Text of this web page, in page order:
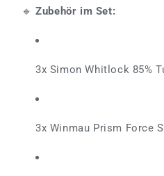
🔹Zubehör im Set:
3x Simon Whitlock 85%
3x Winmau Prism Force